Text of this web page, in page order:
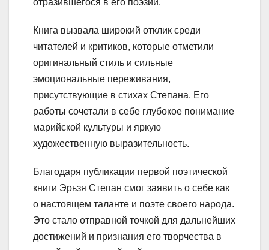
Книга вызвала широкий отклик среди
читателей и критиков, которые отметили
оригинальный стиль и сильные
эмоциональные переживания,
присутствующие в стихах Степана. Его
работы сочетали в себе глубокое понимание
марийской культуры и яркую
художественную выразительность.
Благодаря публикации первой поэтической
книги Эрьзя Степан смог заявить о себе как
о настоящем таланте и поэте своего народа.
Это стало отправной точкой для дальнейших
достижений и признания его творчества в